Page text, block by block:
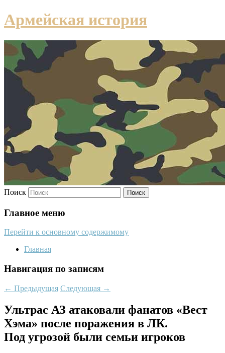
Армейская история
Поиск
Главное меню
Перейти к основному содержимому
Главная
Навигация по записям
← Предыдущая Следующая →
Ультрас АЗ атаковали фанатов «Вест
Хэма» после поражения в ЛК.
Под угрозой были семьи игроков